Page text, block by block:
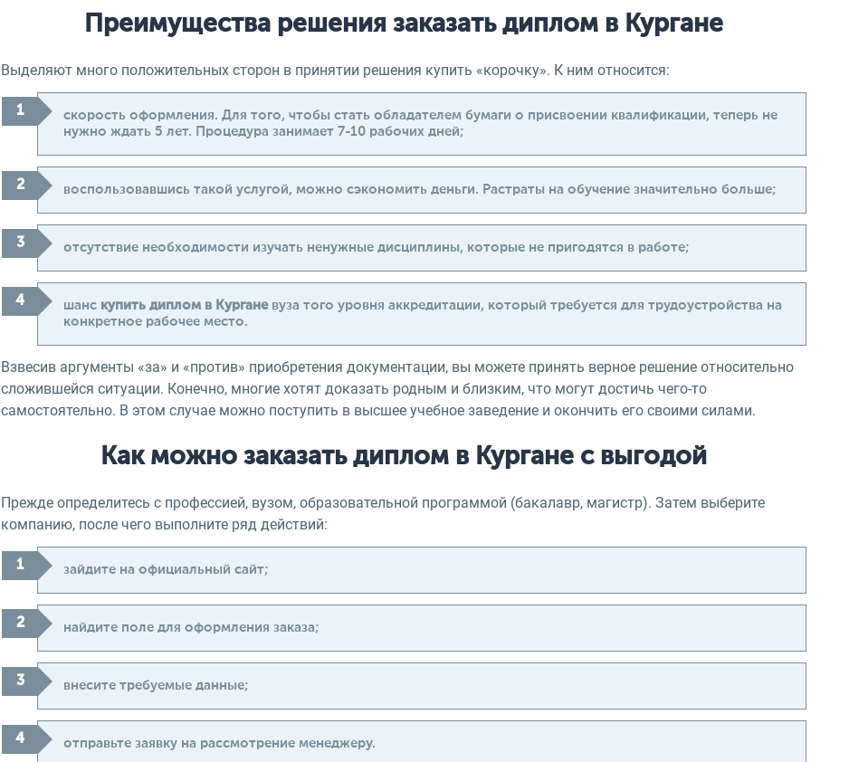
Преимущества решения заказать диплом в Кургане
Выделяют много положительных сторон в принятии решения купить «корочку». К ним относится:
скорость оформления. Для того, чтобы стать обладателем бумаги о присвоении квалификации, теперь не
нужно ждать 5 лет. Процедура занимает 7-10 рабочих дней;
воспользовавшись такой услугой, можно сэкономить деньги. Растраты на обучение значительно больше;
отсутствие необходимости изучать ненужные дисциплины, которые не пригодятся в работе;
шанс купить диплом в Курганевуза того уровня аккредитации, который требуется для трудоустройства на
конкретное рабочее место.
Взвесив аргументы «за» и «против» приобретения документации, вы можете принять верное решение относительно
сложившейся ситуации. Конечно, многие хотят доказать родным и близким, что могут достичь чего-то
самостоятельно. В этом случае можно поступить в высшее учебное заведение и окончить его своими силами.
Как можно заказать диплом в Кургане с выгодой
Прежде определитесь с профессией, вузом, образовательной программой (бакалавр, магистр). Затем выберите
компанию, после чего выполните ряд действий:
зайдите на официальный сайт;
найдите поле для оформления заказа;
внесите требуемые данные;
отправьте заявку на рассмотрение менеджеру.